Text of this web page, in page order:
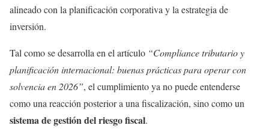
alineado con la planificación corporativa y la estrategia de
inversión.
Tal como se desarrolla en el artículo “Compliance tributario y
planificación internacional: buenas prácticas para operar con
solvencia en 2026”, el cumplimiento ya no puede entenderse
como una reacción posterior a una fiscalización, sino como un
sistema de gestión del riesgo fiscal.